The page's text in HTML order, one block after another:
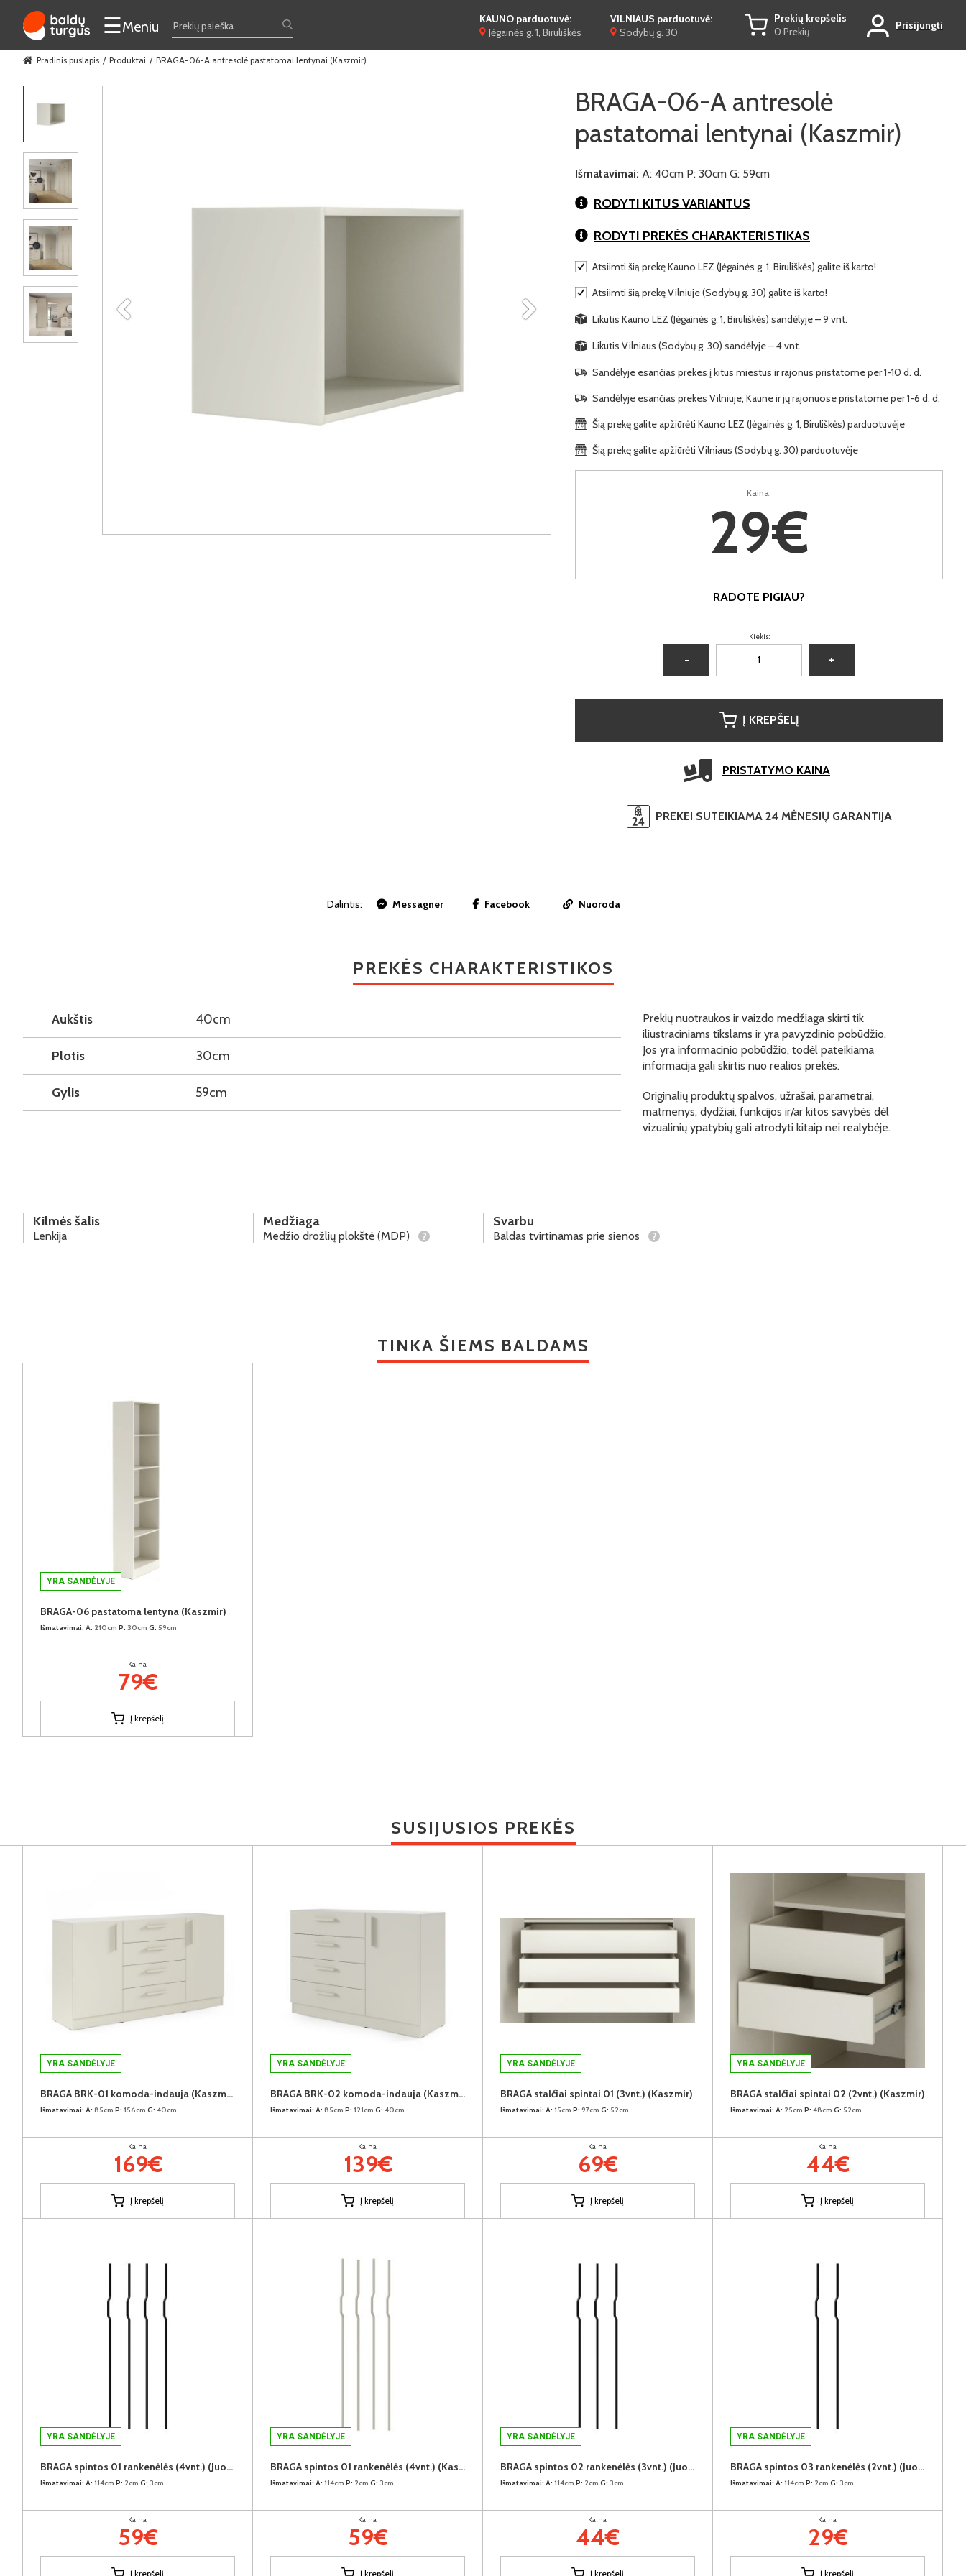
☰Meniu
KAUNO parduotuvė:
Jėgainės g. 1, Biruliškės
VILNIAUS parduotuvė:
Sodybų g. 30
Prekių krepšelis
0 Prekių
Prisijungti
Pradinis puslapis Produktai BRAGA-06-A antresolė pastatomai lentynai (Kaszmir)
BRAGA-06-A antresolė
pastatomai lentynai (Kaszmir)
Išmatavimai: A: 40cm P: 30cm G: 59cm
RODYTI KITUS VARIANTUS
RODYTI PREKĖS CHARAKTERISTIKAS
Atsiimti šią prekę Kauno LEZ (Jėgainės g. 1, Biruliškės) galite iš karto!
Atsiimti šią prekę Vilniuje (Sodybų g. 30) galite iš karto!
Likutis Kauno LEZ (Jėgainės g. 1, Biruliškės) sandėlyje – 9 vnt.
Likutis Vilniaus (Sodybų g. 30) sandėlyje – 4 vnt.
Sandėlyje esančias prekes į kitus miestus ir rajonus pristatome per 1-10 d. d.
Sandėlyje esančias prekes Vilniuje, Kaune ir jų rajonuose pristatome per 1-6 d. d.
Šią prekę galite apžiūrėti Kauno LEZ (Jėgainės g. 1, Biruliškės) parduotuvėje
Šią prekę galite apžiūrėti Vilniaus (Sodybų g. 30) parduotuvėje
Kaina:
29€
RADOTE PIGIAU?
Kiekis:
− +
Į KREPŠELĮ
PRISTATYMO KAINA
PREKEI SUTEIKIAMA 24 MĖNESIŲ GARANTIJA
Dalintis: Messagner Facebook Nuoroda
PREKĖS CHARAKTERISTIKOS
Aukštis 40cm
Plotis 30cm
Gylis 59cm
Prekių nuotraukos ir vaizdo medžiaga skirti tik
iliustraciniams tikslams ir yra pavyzdinio pobūdžio.
Jos yra informacinio pobūdžio, todėl pateikiama
informacija gali skirtis nuo realios prekės.
Originalių produktų spalvos, užrašai, parametrai,
matmenys, dydžiai, funkcijos ir/ar kitos savybės dėl
vizualinių ypatybių gali atrodyti kitaip nei realybėje.
Kilmės šalis
Lenkija
Medžiaga
Medžio drožlių plokštė (MDP) ?
Svarbu
Baldas tvirtinamas prie sienos ?
TINKA ŠIEMS BALDAMS
YRA SANDĖLYJE
BRAGA-06 pastatoma lentyna (Kaszmir)
Išmatavimai: A: 210cm P: 30cm G: 59cm
Kaina:
79€
Į krepšelį
SUSIJUSIOS PREKĖS
YRA SANDĖLYJE
BRAGA BRK-01 komoda-indauja (Kaszmir)
Išmatavimai: A: 85cm P: 156cm G: 40cm
Kaina:
169€
Į krepšelį
YRA SANDĖLYJE
BRAGA BRK-02 komoda-indauja (Kaszmir)
Išmatavimai: A: 85cm P: 121cm G: 40cm
Kaina:
139€
Į krepšelį
YRA SANDĖLYJE
BRAGA stalčiai spintai 01 (3vnt.) (Kaszmir)
Išmatavimai: A: 15cm P: 97cm G: 52cm
Kaina:
69€
Į krepšelį
YRA SANDĖLYJE
BRAGA stalčiai spintai 02 (2vnt.) (Kaszmir)
Išmatavimai: A: 25cm P: 48cm G: 52cm
Kaina:
44€
Į krepšelį
YRA SANDĖLYJE
BRAGA spintos 01 rankenėlės (4vnt.) (Juodos)
Išmatavimai: A: 114cm P: 2cm G: 3cm
Kaina:
59€
Į krepšelį
YRA SANDĖLYJE
BRAGA spintos 01 rankenėlės (4vnt.) (Kaszmir)
Išmatavimai: A: 114cm P: 2cm G: 3cm
Kaina:
59€
Į krepšelį
YRA SANDĖLYJE
BRAGA spintos 02 rankenėlės (3vnt.) (Juodos)
Išmatavimai: A: 114cm P: 2cm G: 3cm
Kaina:
44€
Į krepšelį
YRA SANDĖLYJE
BRAGA spintos 03 rankenėlės (2vnt.) (Juodos)
Išmatavimai: A: 114cm P: 2cm G: 3cm
Kaina:
29€
Į krepšelį